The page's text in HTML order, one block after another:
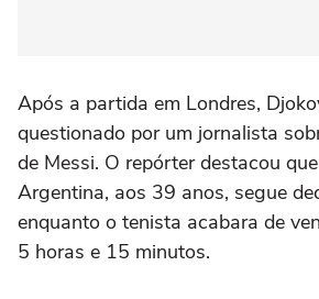
Após a partida em Londres,
questionado por um jornalista
de Messi. O repórter destacou
Argentina, aos 39 anos, segue
enquanto o tenista acabara de
5 horas e 15 minutos.